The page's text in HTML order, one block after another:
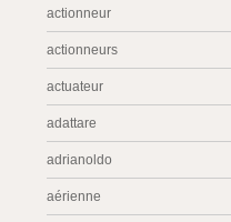
actionneur
actionneurs
actuateur
adattare
adrianoldo
aérienne